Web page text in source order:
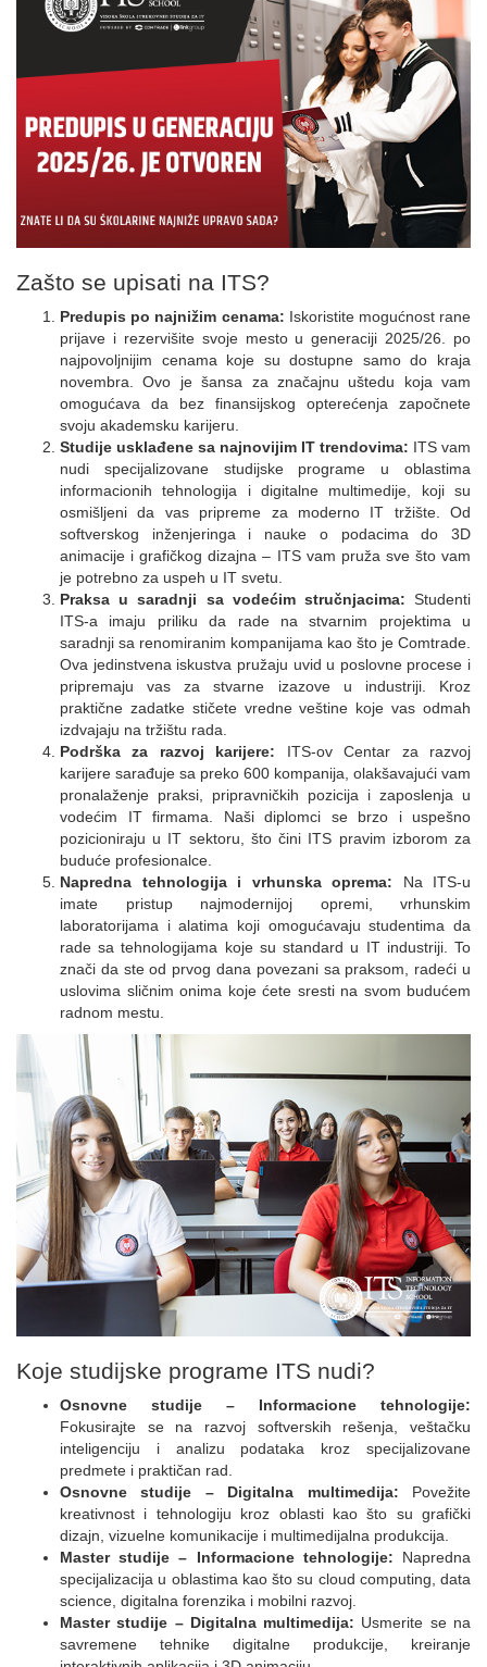
Zašto se upisati na ITS?
Predupis po najnižim cenama: Iskoristite mogućnost rane
prijave i rezervišite svoje mesto u generaciji 2025/26. po
najpovoljnijim cenama koje su dostupne samo do kraja
novembra. Ovo je šansa za značajnu uštedu koja vam
omogućava da bez finansijskog opterećenja započnete
svoju akademsku karijeru.
Studije usklađene sa najnovijim IT trendovima: ITS vam
nudi specijalizovane studijske programe u oblastima
informacionih tehnologija i digitalne multimedije, koji su
osmišljeni da vas pripreme za moderno IT tržište. Od
softverskog inženjeringa i nauke o podacima do 3D
animacije i grafičkog dizajna – ITS vam pruža sve što vam
je potrebno za uspeh u IT svetu.
Praksa u saradnji sa vodećim stručnjacima: Studenti
ITS-a imaju priliku da rade na stvarnim projektima u
saradnji sa renomiranim kompanijama kao što je Comtrade.
Ova jedinstvena iskustva pružaju uvid u poslovne procese i
pripremaju vas za stvarne izazove u industriji. Kroz
praktične zadatke stičete vredne veštine koje vas odmah
izdvajaju na tržištu rada.
Podrška za razvoj karijere: ITS-ov Centar za razvoj
karijere sarađuje sa preko 600 kompanija, olakšavajući vam
pronalaženje praksi, pripravničkih pozicija i zaposlenja u
vodećim IT firmama. Naši diplomci se brzo i uspešno
pozicioniraju u IT sektoru, što čini ITS pravim izborom za
buduće profesionalce.
Napredna tehnologija i vrhunska oprema: Na ITS-u
imate pristup najmodernijoj opremi, vrhunskim
laboratorijama i alatima koji omogućavaju studentima da
rade sa tehnologijama koje su standard u IT industriji. To
znači da ste od prvog dana povezani sa praksom, radeći u
uslovima sličnim onima koje ćete sresti na svom budućem
radnom mestu.
Koje studijske programe ITS nudi?
Osnovne studije – Informacione tehnologije:
Fokusirajte se na razvoj softverskih rešenja, veštačku
inteligenciju i analizu podataka kroz specijalizovane
predmete i praktičan rad.
Osnovne studije – Digitalna multimedija: Povežite
kreativnost i tehnologiju kroz oblasti kao što su grafički
dizajn, vizuelne komunikacije i multimedijalna produkcija.
Master studije – Informacione tehnologije: Napredna
specijalizacija u oblastima kao što su cloud computing, data
science, digitalna forenzika i mobilni razvoj.
Master studije – Digitalna multimedija: Usmerite se na
savremene tehnike digitalne produkcije, kreiranje